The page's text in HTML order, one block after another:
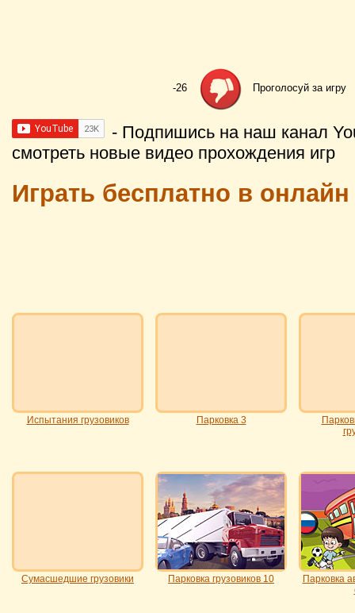
-26 Проголосуй за игру
- Подпишись на наш канал
смотреть новые видео прохождения игр
Играть бесплатно в
Испытания грузовиков Парковка 3
Сумасшедшие грузовики Парковка грузовиков 10
Парковка